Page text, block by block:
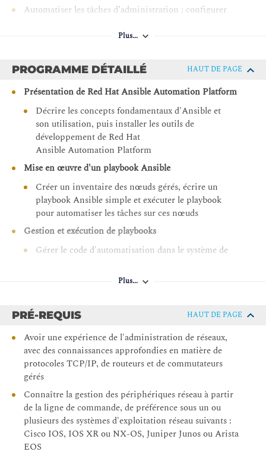
Automatiser les tâches d’administration : configurer
SNMP et gérer les protocoles de routage
périphériques de divers fournisseurs de matériel comme
Centraliser et versionner les contenus Ansible dans Git,
puis exécuter et superviser les automatisations avec
Automation Controller
Réutiliser le code d'automatisation des réseaux existant
et testé avec les rôles Ansible, les collections de
contenus Ansible Content Collections et les contenus
validés pour Ansible
Plus...
PROGRAMME DÉTAILLÉ HAUT DE PAGE
Présentation de Red Hat Ansible Automation Platform
Décrire les concepts fondamentaux d'Ansible et
son utilisation, puis installer les outils de
développement de Red Hat
Ansible Automation Platform
Mise en œuvre d'un playbook Ansible
Créer un inventaire des nœuds gérés, écrire un
playbook Ansible simple et exécuter le playbook
pour automatiser les tâches sur ces nœuds
Gestion et exécution de playbooks
Gérer le code d'automatisation dans le système de
Ansible à partir d'une instance
Gestion des variables et des faits
Écrire des playbooks qui utilisent des variables
pour simplifier la gestion du playbook et des faits
pour stocker les informations sur les nœuds gérés
Mise en œuvre du contrôle des tâches
Gérer le contrôle des tâches et les erreurs de
tâches dans les playbooks Ansible
Simplification des playbooks avec les rôles et les
collections de contenus Ansible Content Collections
Plus...
PRÉ-REQUIS HAUT DE PAGE
Avoir une expérience de l'administration de réseaux,
avec des connaissances approfondies en matière de
protocoles TCP/IP, de routeurs et de commutateurs
gérés
Connaître la gestion des périphériques réseau à partir
de la ligne de commande, de préférence sous un ou
plusieurs des systèmes d'exploitation réseau suivants :
Cisco IOS, IOS XR ou NX-OS, Juniper Junos ou Arista
EOS